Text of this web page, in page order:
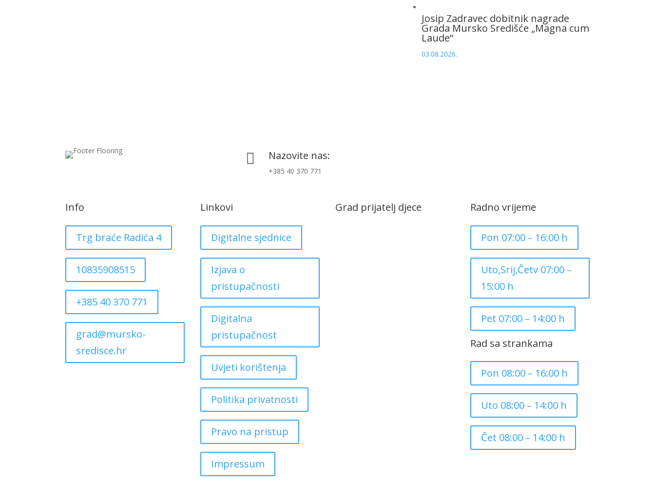
Josip Zadravec dobitnik nagrade
Grada Mursko Središće „Magna cum
Laude“
03.08.2026.
 Nazovite nas:
+385 40 370 771
Info
Trg braće Radića 4
10835908515
+385 40 370 771
grad@mursko-
sredisce.hr
Linkovi
Digitalne sjednice
Izjava o
pristupačnosti
Digitalna
pristupačnost
Uvjeti korištenja
Politika privatnosti
Pravo na pristup
Impressum
Grad prijatelj djece Radno vrijeme
Pon 07:00 – 16:00 h
Uto,Srij,Četv 07:00 –
15:00 h
Pet 07:00 – 14:00 h
Rad sa strankama
Pon 08:00 – 16:00 h
Uto 08:00 – 14:00 h
Čet 08:00 – 14:00 h